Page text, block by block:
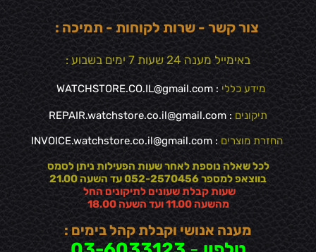
צור קשר - שרות לקוחות - תמיכה :
באימייל מענה 24 שעות 7 ימים בשבוע :
מידע כללי :
WATCHSTORE.CO.IL@gmail.com
תיקונים : REPAIR.watchstore.co.il@gmail.com
החזרת מוצרים :
INVOICE.watchstore.co.il@gmail.com
לכל שאלה נוספת לאחר שעות הפעילות ניתן לסמס
בווצאפ למספר 052-2570456 עד השעה 21.00
שעות קבלת שעונים לתיקונים החל
מהשעה 11.00 ועד השעה 18.00
מענה אנושי וקבלת קהל בימים :